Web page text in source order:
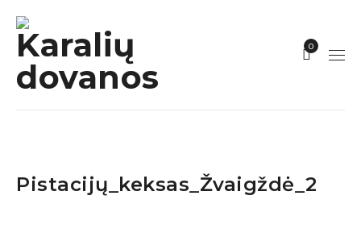
0
Pistacijų_keksas_Žvaigždė_2